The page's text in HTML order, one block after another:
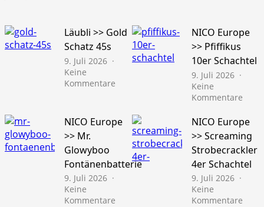
Läubli >> Gold
Schatz 45s
9. Juli 2026
Keine
Kommentare
Gold
Schatz
NICO Europe
>> Pfiffikus
10er Schachtel
9. Juli 2026
Keine
Kommentare
10er
NICO Europe
>> Mr.
Glowyboo
Fontänenbatterie
9. Juli 2026
Keine
Kommentare
NICO Europe
>> Screaming
Strobecrackler
4er Schachtel
9. Juli 2026
Keine
Kommentare